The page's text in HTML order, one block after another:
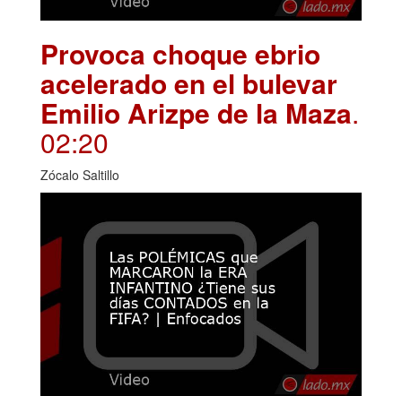
Provoca choque ebrio
acelerado en el bulevar
Emilio Arizpe de la Maza.
02:20
Zócalo Saltillo